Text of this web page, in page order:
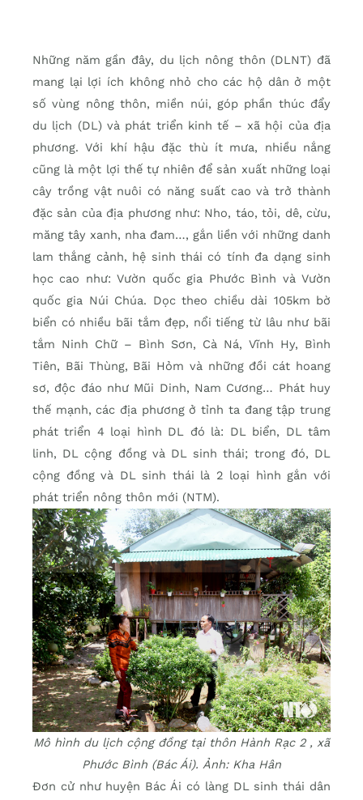
Những năm gần đây, du lịch nông thôn (DLNT) đã
mang lại lợi ích không nhỏ cho các hộ dân ở một
số vùng nông thôn, miền núi, góp phần thúc đẩy
du lịch (DL) và phát triển kinh tế – xã hội của địa
phương. Với khí hậu đặc thù ít mưa, nhiều nắng
cũng là một lợi thế tự nhiên để sản xuất những loại
cây trồng vật nuôi có năng suất cao và trở thành
đặc sản của địa phương như: Nho, táo, tỏi, dê, cừu,
măng tây xanh, nha đam…, gắn liền với những danh
lam thắng cảnh, hệ sinh thái có tính đa dạng sinh
học cao như: Vườn quốc gia Phước Bình và Vườn
quốc gia Núi Chúa. Dọc theo chiều dài 105km bờ
biển có nhiều bãi tắm đẹp, nổi tiếng từ lâu như bãi
tắm Ninh Chữ – Bình Sơn, Cà Ná, Vĩnh Hy, Bình
Tiên, Bãi Thùng, Bãi Hỏm và những đồi cát hoang
sơ, độc đáo như Mũi Dinh, Nam Cương… Phát huy
thế mạnh, các địa phương ở tỉnh ta đang tập trung
phát triển 4 loại hình DL đó là: DL biển, DL tâm
linh, DL cộng đồng và DL sinh thái; trong đó, DL
cộng đồng và DL sinh thái là 2 loại hình gắn với
phát triển nông thôn mới (NTM).
Mô hình du lịch cộng đồng tại thôn Hành Rạc 2 , xã
Phước Bình (Bác Ái). Ảnh: Kha Hân
Đơn cử như huyện Bác Ái có làng DL sinh thái dân